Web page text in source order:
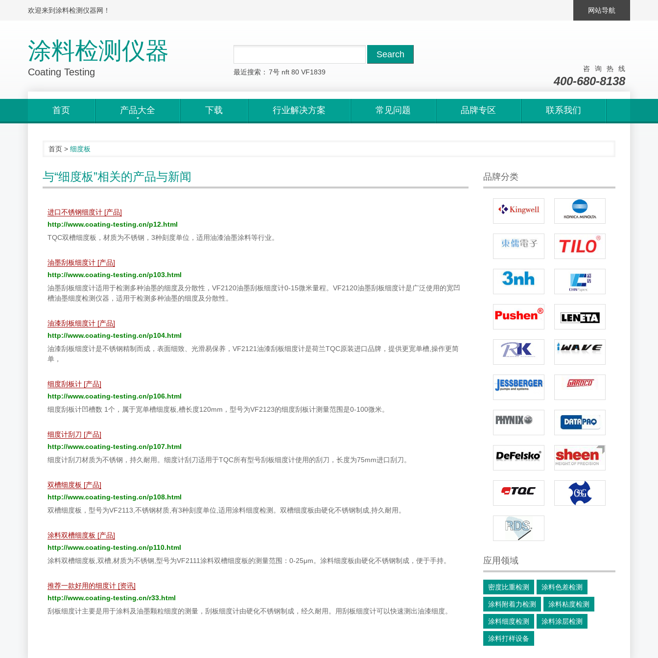
网站导航
欢迎来到涂料检测仪器网！
涂料检测仪器
Coating Testing 最近搜索： 7号 nft 80 VF1839 咨询热线
400-680-8138
首页 产品大全 下载 行业解决方案 常见问题 品牌专区 联系我们
首页 > 细度板
与“细度板”相关的产品与新闻
进口不锈钢细度计 [产品]
http://www.coating-testing.cn/p12.html
TQC双槽细度板，材质为不锈钢，3种刻度单位，适用油漆油墨涂料等行业。
油墨刮板细度计 [产品]
http://www.coating-testing.cn/p103.html
油墨刮板细度计适用于检测多种油墨的细度及分散性，VF2120油墨刮板细度计0-15微米量程。VF2120油墨刮板细度计是广泛使用的宽凹
槽油墨细度检测仪器，适用于检测多种油墨的细度及分散性。
油漆刮板细度计 [产品]
http://www.coating-testing.cn/p104.html
油漆刮板细度计是不锈钢精制而成，表面细致、光滑易保养，VF2121油漆刮板细度计是荷兰TQC原装进口品牌，提供更宽单槽,操作更简
单，
细度刮板计 [产品]
http://www.coating-testing.cn/p106.html
细度刮板计凹槽数 1个，属于宽单槽细度板,槽长度120mm，型号为VF2123的细度刮板计测量范围是0-100微米。
细度计刮刀 [产品]
http://www.coating-testing.cn/p107.html
细度计刮刀材质为不锈钢，持久耐用。细度计刮刀适用于TQC所有型号刮板细度计使用的刮刀，长度为75mm进口刮刀。
双槽细度板 [产品]
http://www.coating-testing.cn/p108.html
双槽细度板，型号为VF2113,不锈钢材质,有3种刻度单位,适用涂料细度检测。双槽细度板由硬化不锈钢制成,持久耐用。
涂料双槽细度板 [产品]
http://www.coating-testing.cn/p110.html
涂料双槽细度板,双槽,材质为不锈钢,型号为VF2111涂料双槽细度板的测量范围：0-25μm。涂料细度板由硬化不锈钢制成，便于手持。
推荐一款好用的细度计 [资讯]
http://www.coating-testing.cn/r33.html
刮板细度计主要是用于涂料及油墨颗粒细度的测量，刮板细度计由硬化不锈钢制成，经久耐用。用刮板细度计可以快速测出油漆细度。
品牌分类
应用领域
密度比重检测 涂料色差检测
涂料附着力检测 涂料粘度检测
涂料细度检测 涂料涂层检测
涂料打样设备